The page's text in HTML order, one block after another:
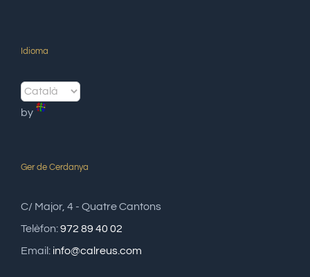
Idioma
by
Ger de Cerdanya
C/ Major, 4 - Quatre Cantons
Telèfon:972 89 40 02
Email: info@calreus.com